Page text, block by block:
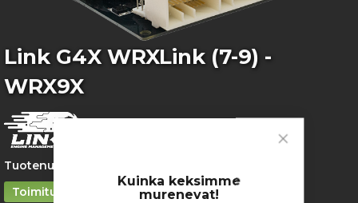
Kuinka keksimme
murenevat!
Skip
to
the
beginning
of
the
images
gallery
Link G4X WRXLink (7-9) -
WRX9X
Tuotenumero:
Toimitusaika 1 – 2 viikkoa